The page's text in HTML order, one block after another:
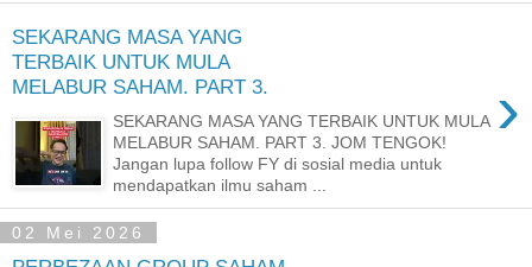
SEKARANG MASA YANG
TERBAIK UNTUK MULA
MELABUR SAHAM. PART 3.
›
SEKARANG MASA YANG TERBAIK UNTUK MULA
MELABUR SAHAM. PART 3. JOM TENGOK!
Jangan lupa follow FY di sosial media untuk
mendapatkan ilmu saham ...
02 Mei 2026